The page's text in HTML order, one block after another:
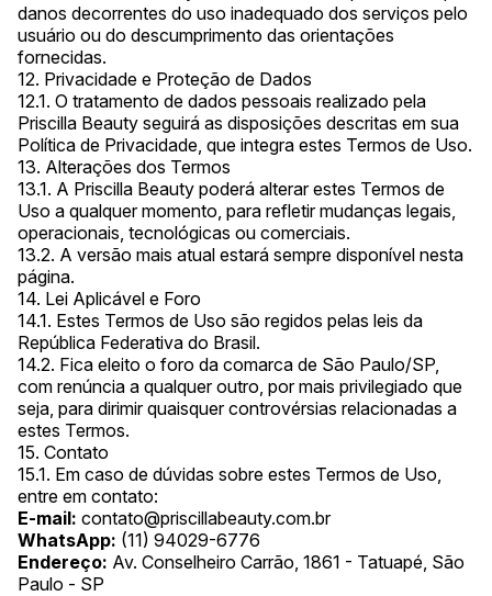
danos decorrentes do uso inadequado dos serviços pelo
usuário ou do descumprimento das orientações
fornecidas.
12. Privacidade e Proteção de Dados
12.1. O tratamento de dados pessoais realizado pela
Priscilla Beauty seguirá as disposições descritas em sua
Política de Privacidade, que integra estes Termos de Uso.
13. Alterações dos Termos
13.1. A Priscilla Beauty poderá alterar estes Termos de
Uso a qualquer momento, para refletir mudanças legais,
operacionais, tecnológicas ou comerciais.
13.2. A versão mais atual estará sempre disponível nesta
página.
14. Lei Aplicável e Foro
14.1. Estes Termos de Uso são regidos pelas leis da
República Federativa do Brasil.
14.2. Fica eleito o foro da comarca de São Paulo/SP,
com renúncia a qualquer outro, por mais privilegiado que
seja, para dirimir quaisquer controvérsias relacionadas a
estes Termos.
15. Contato
15.1. Em caso de dúvidas sobre estes Termos de Uso,
entre em contato:
E-mail: contato@priscillabeauty.com.br
WhatsApp: (11) 94029-6776
Endereço: Av. Conselheiro Carrão, 1861 - Tatuapé, São
Paulo - SP